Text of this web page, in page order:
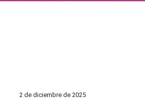
2 de diciembre de 2025